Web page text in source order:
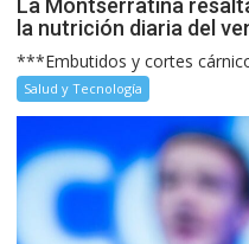
La Montserratina
la nutrición diaria del
***Embutidos y cortes
Salud y Tecnología